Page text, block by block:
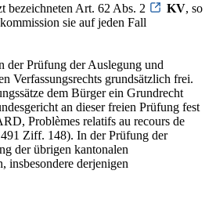
bezeichneten Art. 62 Abs. 2
KV, so
sie auf jeden Fall
der Prüfung der Auslegung und
Verfassungsrechts grundsätzlich frei.
dem Bürger ein Grundrecht
an dieser freien Prüfung fest
Problèmes relatifs au recours de
Ziff. 148). In der Prüfung der
der übrigen kantonalen
insbesondere derjenigen